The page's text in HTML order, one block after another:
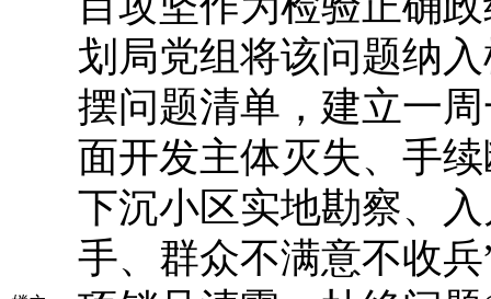
划局党组将该问题纳
摆问题清单，建立一
面开发主体灭失、手
下沉小区实地勘察、
手、群众不满意不收